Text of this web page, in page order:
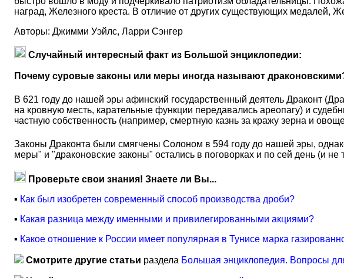
наград, Железного креста. В отличие от других существующих медалей,
Авторы: Джимми Уэйлс, Ларри Сэнгер
Случайный интересный факт из Большой энциклопедии:
Почему суровые законы или меры иногда называют
В 621 году до нашей эры афинский государственный деятель Драконт
на кровную месть, карательные функции передавались ареопагу) и
частную собственность (например, смертную казнь за кражу зерна и
Законы Драконта были смягчены Солоном в 594 году до нашей эры,
меры" и "драконовские законы" остались в поговорках и по сей день (и не
Проверьте свои знания! Знаете ли Вы...
▪ Как был изобретен современный способ производства дроби?
▪ Какая разница между именными и привилегированными акциями?
▪ Какое отношение к России имеет популярная в Тунисе марка
Смотрите другие статьи раздела Большая энциклопедия. Вопросы